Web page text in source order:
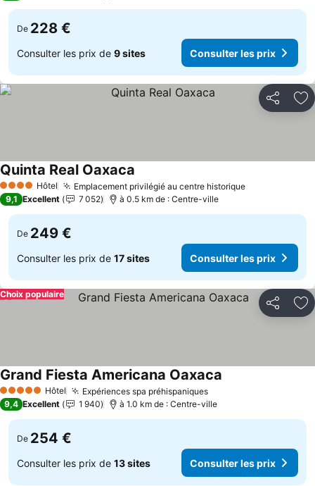
De 228 €
Consulter les prix de 9 sites Consulter les prix
Partager
4 Étoiles Hôtel Emplacement privilégié au centre historique
Quinta Real Oaxaca
9,1 Excellent 7 052 à 0.5 km de : Centre-ville
De 249 €
Consulter les prix de 17 sites Consulter les prix
Partager
Choix populaire
5 Étoiles Hôtel Expériences spa préhispaniques
Grand Fiesta Americana Oaxaca
9,4 Excellent 1 940 à 1.0 km de : Centre-ville
De 254 €
Consulter les prix de 13 sites Consulter les prix